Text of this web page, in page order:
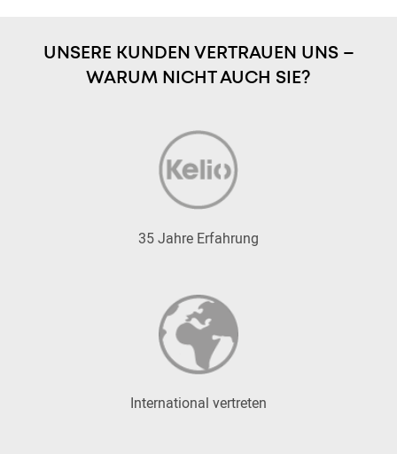
UNSERE KUNDEN VERTRAUEN UNS –
WARUM NICHT AUCH SIE?
35 Jahre Erfahrung
International vertreten